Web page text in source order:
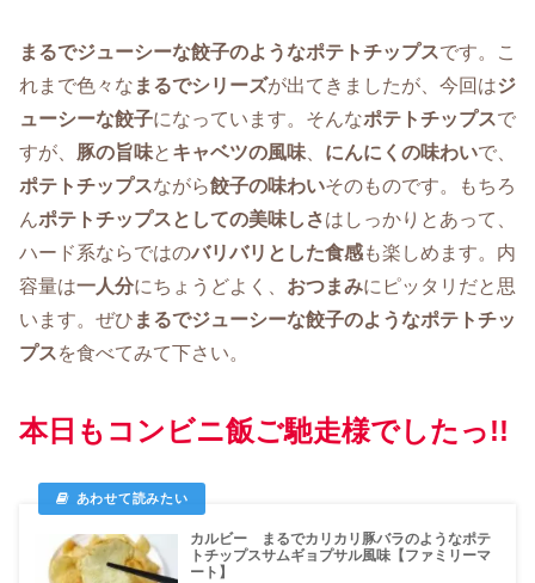
まるでジューシーな餃子のようなポテトチップスです。こ
れまで色々な まるでシリーズが出てきましたが、今回はジ
ューシーな餃子になっています。そんなポテトチップスで
すが、 豚の旨味と キャベツの風味 にんにくの味わいで、
ポテトチップスながら餃子の味わいそのものです。もちろ
んポテトチップスとしての美味しさはしっかりとあって、
ハード系ならではのバリバリとした食感も楽しめます。内
容量は一人分にちょうどよく、 おつまみにピッタリだと思
います。ぜひ まるでジューシーな餃子のようなポテトチッ
プスを食べてみて下さい。
本日もコンビニ飯ご馳走様でしたっ!!
カルビー まるでカリカリ豚バラのようなポテ
トチップスサムギョプサル風味【ファミリーマ
ート】